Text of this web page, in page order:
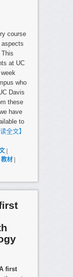
course
at UC
who
Davis
these
have
to
全文】
|
教材 |
first